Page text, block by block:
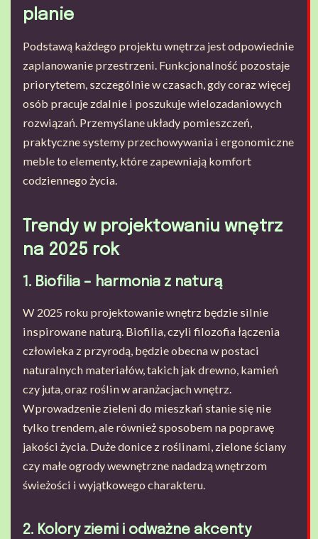
planie
Podstawą każdego projektu wnętrza jest odpowiednie
zaplanowanie przestrzeni. Funkcjonalność pozostaje
priorytetem, szczególnie w czasach, gdy coraz więcej
osób pracuje zdalnie i poszukuje wielozadaniowych
rozwiązań. Przemyślane układy pomieszczeń,
praktyczne systemy przechowywania i ergonomiczne
meble to elementy, które zapewniają komfort
codziennego życia.
Trendy w projektowaniu wnętrz
na 2025 rok
1. Biofilia – harmonia z naturą
W 2025 roku projektowanie wnętrz będzie silnie
inspirowane naturą. Biofilia, czyli filozofia łączenia
człowieka z przyrodą, będzie obecna w postaci
naturalnych materiałów, takich jak drewno, kamień
czy juta, oraz roślin w aranżacjach wnętrz.
Wprowadzenie zieleni do mieszkań stanie się nie
tylko trendem, ale również sposobem na poprawę
jakości życia. Duże donice z roślinami, zielone ściany
czy małe ogrody wewnętrzne nadadzą wnętrzom
świeżości i wyjątkowego charakteru.
2. Kolory ziemi i odważne akcenty